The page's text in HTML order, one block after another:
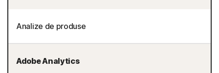
Analize de produse
Adobe Analytics